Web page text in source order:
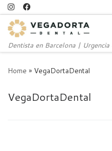
Skip to content
Dentista en Barcelona |
Home » VegaDortaDental
VegaDortaDental